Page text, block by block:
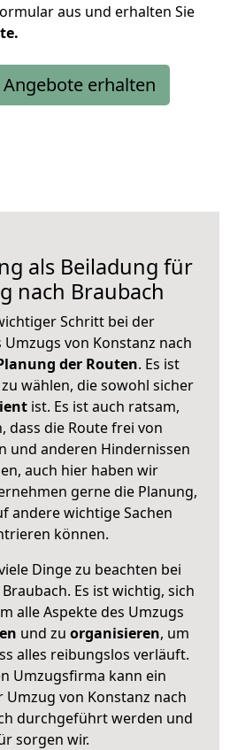
aus und erhalten Sie
erhalten
als Beiladung für
nach Braubach
Schritt bei der
von Konstanz nach
der Routen. Es ist
wählen, die sowohl sicher
ist. Es ist auch ratsam,
dass die Route frei von
und anderen Hindernissen
auch hier haben wir
gerne die Planung,
andere wichtige Sachen
können.
Dinge zu beachten bei
Es ist wichtig, sich
alle Aspekte des Umzugs
und zu organisieren, um
alles reibungslos verläuft.
Umzugsfirma kann ein
von Konstanz nach
durchgeführt werden und
sorgen wir.